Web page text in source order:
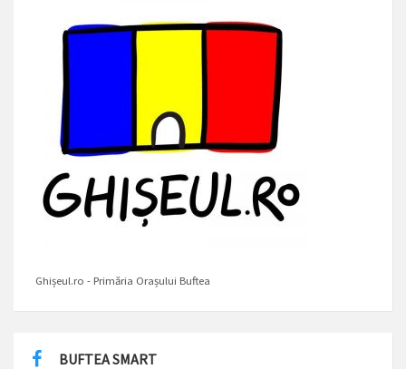
Ghișeul.ro - Primăria Orașului Buftea
BUFTEA SMART